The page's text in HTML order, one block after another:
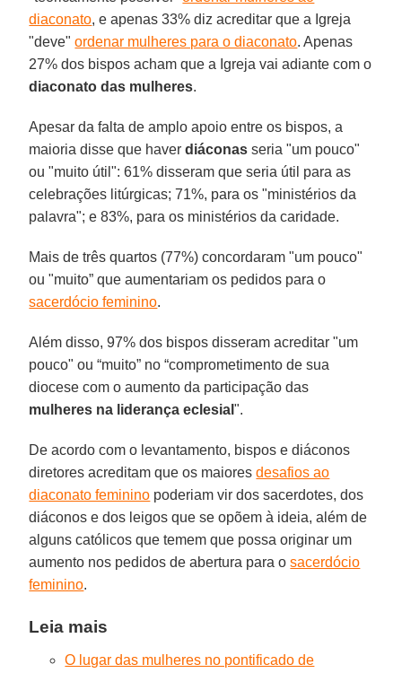
diaconato, e apenas 33% diz acreditar que a Igreja
"deve"ordenar mulheres para o diaconato. Apenas
27% dos bispos acham que a Igreja vai adiante com o
diaconato das mulheres.
Apesar da falta de amplo apoio entre os bispos, a
maioria disse que haverdiáconas seria "um pouco"
ou "muito útil": 61% disseram que seria útil para as
celebrações litúrgicas; 71%, para os "ministérios da
palavra"; e 83%, para os ministérios da caridade.
Mais de três quartos (77%) concordaram "um pouco"
ou "muito” que aumentariam os pedidos para o
sacerdócio feminino.
Além disso, 97% dos bispos disseram acreditar "um
pouco" ou “muito” no “comprometimento de sua
diocese com o aumento da participação das
mulheres na liderança eclesial".
De acordo com o levantamento, bispos e diáconos
diretores acreditam que os maioresdesafios ao
diaconato feminino poderiam vir dos sacerdotes, dos
diáconos e dos leigos que se opõem à ideia, além de
alguns católicos que temem que possa originar um
aumento nos pedidos de abertura para osacerdócio
feminino.
Leia mais
O lugar das mulheres no pontificado de